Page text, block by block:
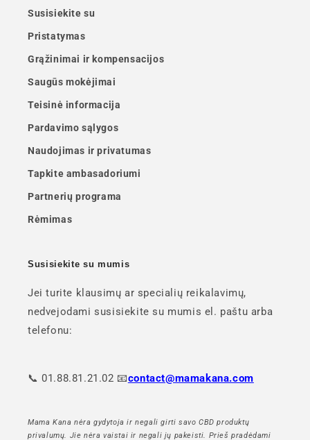
Susisiekite su
Pristatymas
Grąžinimai ir kompensacijos
Saugūs mokėjimai
Teisinė informacija
Pardavimo sąlygos
Naudojimas ir privatumas
Tapkite ambasadoriumi
Partnerių programa
Rėmimas
Susisiekite su mumis
Jei turite klausimų ar specialių reikalavimų,
nedvejodami susisiekite su mumis el. paštu arba
telefonu:
📞 01.88.81.21.02 📧contact@mamakana.com
Mama Kana nėra gydytoja ir negali girti savo CBD produktų
privalumų. Jie nėra vaistai ir negali jų pakeisti. Prieš pradėdami